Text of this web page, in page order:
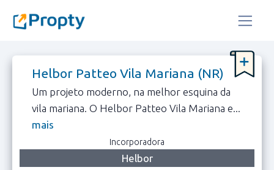
Helbor Patteo Vila Mariana (NR)
Um projeto moderno, na melhor esquina da
vila mariana. O Helbor Patteo Vila Mariana e...
mais
Incorporadora
Helbor